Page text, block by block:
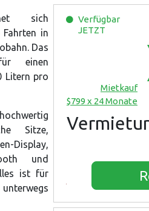
Verfügbar
JETZT
Mietkauf
$799 x 24 Monate
sich
in
Das
einen
Litern pro
Sitze,
Display,
und
ist für